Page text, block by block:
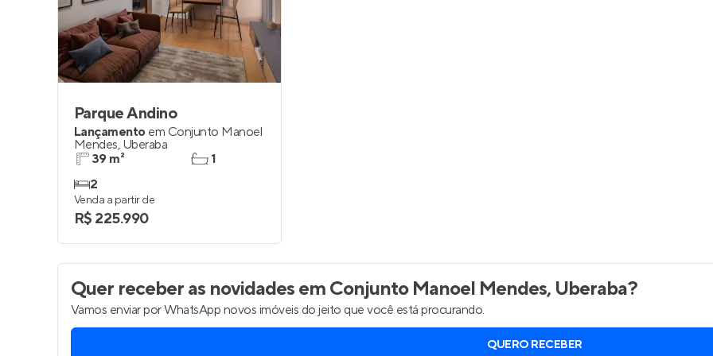
Parque Andino
Lançamento em Conjunto Manoel
Mendes, Uberaba
39 m²
2
1
Venda a partir de
R$ 225.990
Quer receber as novidadesem Conjunto Manoel Mendes, Uberaba?
Vamos enviar por WhatsApp novos imóveis do jeito que você está procurando.
QUERO RECEBER